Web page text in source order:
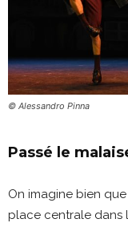
© Alessandro Pinna
Passé le
On imagine bien
place centrale dans